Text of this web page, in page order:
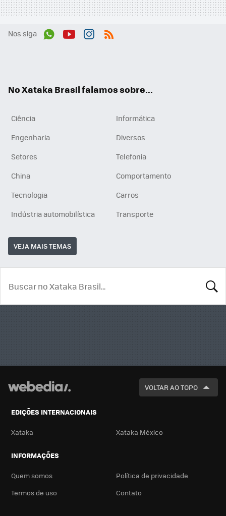
Nos siga
No Xataka Brasil falamos sobre...
Ciência
Informática
Engenharia
Diversos
Setores
Telefonia
China
Comportamento
Tecnologia
Carros
Indústria automobilística
Transporte
VEJA MAIS TEMAS
VOLTAR AO TOPO
EDIÇÕES INTERNACIONAIS
Xataka Xataka México
INFORMAÇÕES
Quem somos
Política de privacidade
Termos de uso
Contato